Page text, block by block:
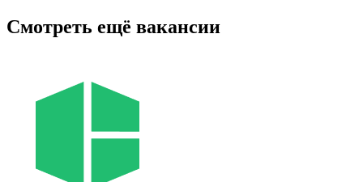
Смотреть ещё вакансии